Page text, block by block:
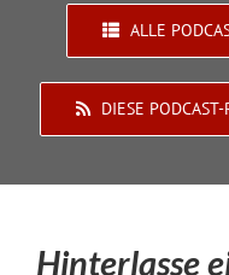
ALLE
DIESE
Hinterlasse